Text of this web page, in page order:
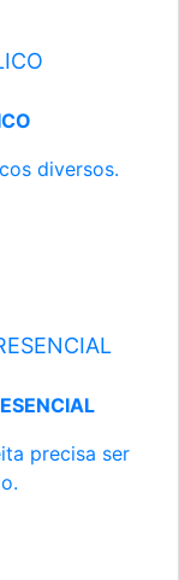
diversos.
precisa ser